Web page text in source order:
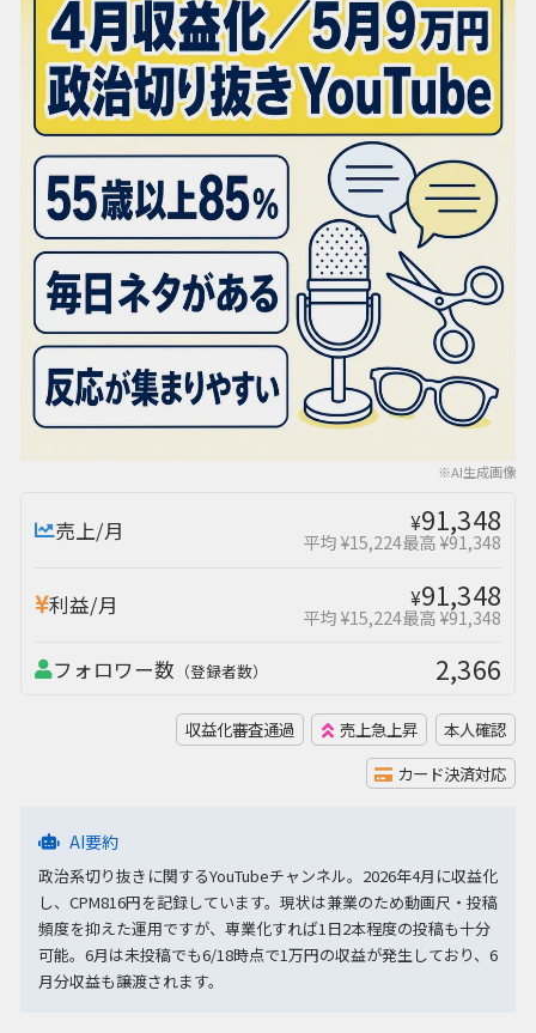
※AI生成画像
売上/月 ¥91,348
平均 ¥15,224最高 ¥91,348
利益/月 ¥91,348
平均 ¥15,224最高 ¥91,348
フォロワー数 （登録者数） 2,366
収益化審査通過 売上急上昇
本人確認
カード決済対応
AI要約
政治系切り抜きに関するYouTubeチャンネル。2026年4月に収益化
し、CPM816円を記録しています。現状は兼業のため動画尺・投稿
頻度を抑えた運用ですが、専業化すれば1日2本程度の投稿も十分
可能。6月は未投稿でも6/18時点で1万円の収益が発生しており、6
月分収益も譲渡されます。